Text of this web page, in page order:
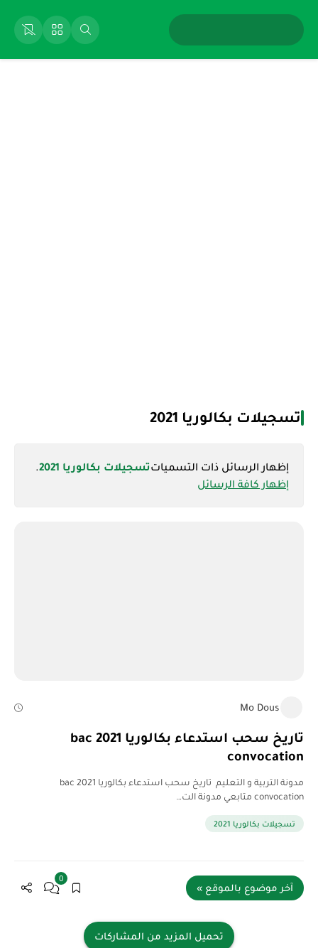
تسجيلات بكالوريا 2021
‏إظهار الرسائل ذات التسمياتتسجيلات بكالوريا 2021
.
إظهار كافة الرسائل
Mo Dous
تاريخ سحب استدعاء بكالوريا 2021 bac
convocation
مدونة التربية و التعليم تاريخ سحب استدعاء بكالوريا 2021 bac
convocation متابعي مدونة الت…
تسجيلات بكالوريا 2021
آخر موضوع بالموقع »
0
تحميل المزيد من المشاركات